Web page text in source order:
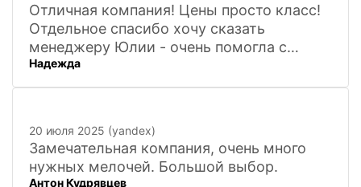
Отличная компания! Цены просто класс!
Отдельное спасибо хочу сказать
менеджеру Юлии - очень помогла с
покупкой и доставкой сувенирных
фигурок! Буду ждать новинок и покупать
Надежда
20 июля 2025 (yandex)
Замечательная компания, очень много
нужных мелочей. Большой выбор.
Антон Кудрявцев